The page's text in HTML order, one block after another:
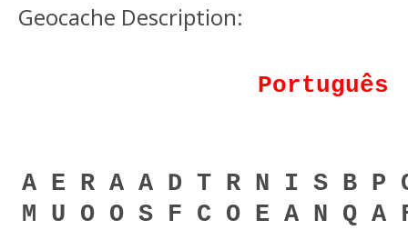
Geocache Description:
Português
A E R A A D T R N I S B P
M U O O S F C O E A N Q